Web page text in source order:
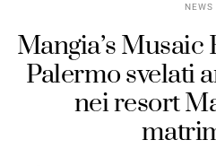
NEWS
Mangia’s
Palermo svelati
nei resort